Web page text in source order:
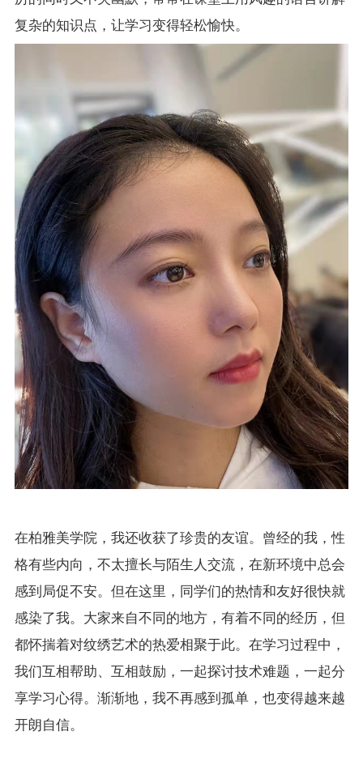
复杂的知识点，让学习变得轻松愉快。
在柏雅美学院，我还收获了珍贵的友谊。曾经的我，性
格有些内向，不太擅长与陌生人交流，在新环境中总会
感到局促不安。但在这里，同学们的热情和友好很快就
感染了我。大家来自不同的地方，有着不同的经历，但
都怀揣着对纹绣艺术的热爱相聚于此。在学习过程中，
我们互相帮助、互相鼓励，一起探讨技术难题，一起分
享学习心得。渐渐地，我不再感到孤单，也变得越来越
开朗自信。